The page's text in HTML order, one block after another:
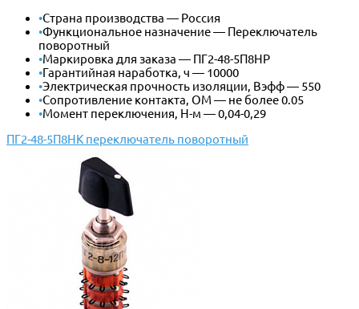
•Страна производства — Россия
•Функциональное назначение — Переключатель
поворотный
•Маркировка для заказа — ПГ2-48-5П8НР
•Гарантийная наработка, ч — 10000
•Электрическая прочность изоляции, Вэфф — 550
•Сопротивление контакта, ОМ — не более 0.05
•Момент переключения, Н-м — 0,04-0,29
ПГ2-48-5П8НК переключатель поворотный